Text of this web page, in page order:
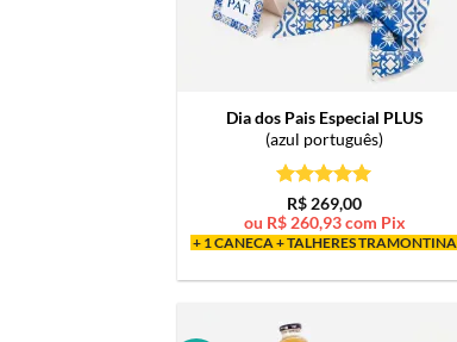
Dia dos Pais Especial PLUS
(azul português)
Avaliação5
de 5
R$269,00
ou R$260,93com Pix
+ 1 CANECA + TALHERES TRAMONTINA